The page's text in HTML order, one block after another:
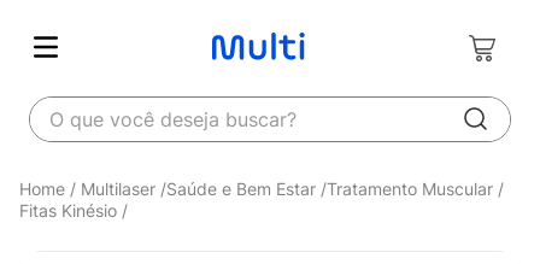
O que você deseja buscar?
Multilaser Saúde e Bem Estar Tratamento Muscular
Fitas Kinésio